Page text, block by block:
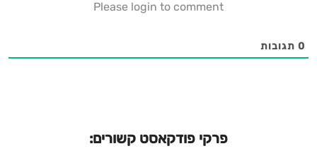
Please login to comment
0 תגובות
פרקי פודקאסט קשורים: